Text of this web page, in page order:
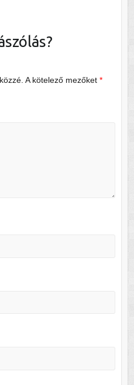
A kötelező mezőket *